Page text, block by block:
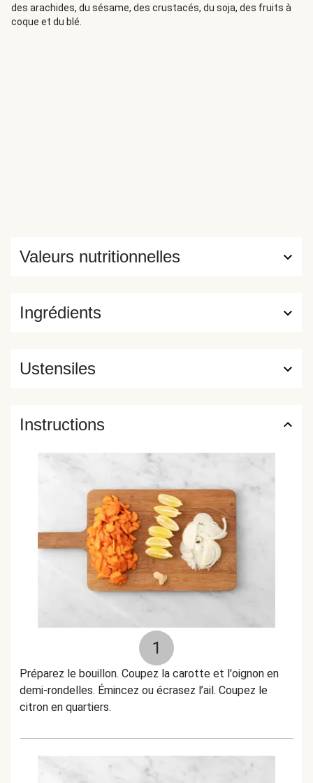
des arachides, du sésame, des crustacés, du soja, des fruits à
coque et du blé.
Ingrédients
Valeurs nutritionnelles
Ustensiles
Instructions
1
Préparez le bouillon. Coupez la carotte et l'oignon en
demi-rondelles. Émincez ou écrasez l’ail. Coupez le
citron en quartiers.